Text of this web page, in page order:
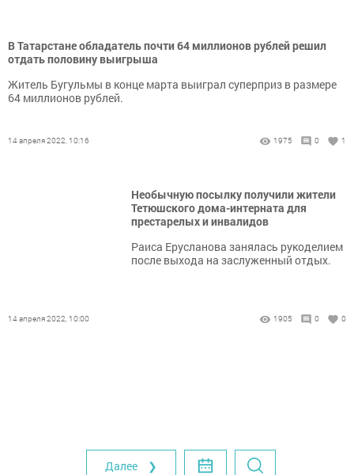
В Татарстане обладатель почти 64 миллионов рублей решил
отдать половину выигрыша
Житель Бугульмы в конце марта выиграл суперприз в размере
64 миллионов рублей.
14 апреля 2022, 10:16 1975 0 1
Необычную посылку получили жители
Тетюшского дома-интерната для
престарелых и инвалидов
Раиса Ерусланова занялась рукоделием
после ­выхода на заслуженный отдых.
14 апреля 2022, 10:00 1905 0 0
Далее ❯